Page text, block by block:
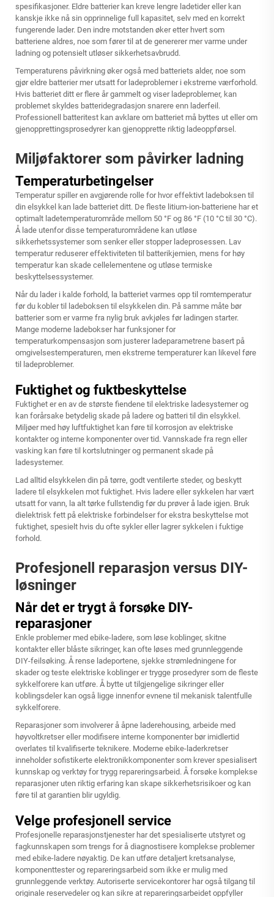
spesifikasjoner. Eldre batterier kan kreve lengre ladetider eller kan
kanskje ikke nå sin opprinnelige full kapasitet, selv med en korrekt
fungerende lader. Den indre motstanden øker etter hvert som
batteriene aldres, noe som fører til at de genererer mer varme under
ladning og potensielt utløser sikkerhetsavbrudd.
Temperaturens påvirkning øker også med batteriets alder, noe som
gjør eldre batterier mer utsatt for ladeproblemer i ekstreme værforhold.
Hvis batteriet ditt er flere år gammelt og viser ladeproblemer, kan
problemet skyldes batteridegradasjon snarere enn laderfeil.
Professionell batteritest kan avklare om batteriet må byttes ut eller om
gjenopprettingsprosedyrer kan gjenopprette riktig ladeoppførsel.
Miljøfaktorer som påvirker ladning
Temperaturbetingelser
Temperatur spiller en avgjørende rolle for hvor effektivt ladeboksen til
din elsykkel kan lade batteriet ditt. De fleste litium-ion-batteriene har et
optimalt ladetemperaturområde mellom 50 °F og 86 °F (10 °C til 30 °C).
Å lade utenfor disse temperaturområdene kan utløse
sikkerhetssystemer som senker eller stopper ladeprosessen. Lav
temperatur reduserer effektiviteten til batterikjemien, mens for høy
temperatur kan skade cellelementene og utløse termiske
beskyttelsessystemer.
Når du lader i kalde forhold, la batteriet varmes opp til romtemperatur
før du kobler til ladeboksen til elsykkelen din. På samme måte bør
batterier som er varme fra nylig bruk avkjøles før ladingen starter.
Mange moderne ladebokser har funksjoner for
temperaturkompensasjon som justerer ladeparametrene basert på
omgivelsestemperaturen, men ekstreme temperaturer kan likevel føre
til ladeproblemer.
Fuktighet og fuktbeskyttelse
Fuktighet er en av de største fiendene til elektriske ladesystemer og
kan forårsake betydelig skade på ladere og batteri til din elsykkel.
Miljøer med høy luftfuktighet kan føre til korrosjon av elektriske
kontakter og interne komponenter over tid. Vannskade fra regn eller
vasking kan føre til kortslutninger og permanent skade på
ladesystemer.
Lad alltid elsykkelen din på tørre, godt ventilerte steder, og beskytt
ladere til elsykkelen mot fuktighet. Hvis ladere eller sykkelen har vært
utsatt for vann, la alt tørke fullstendig før du prøver å lade igjen. Bruk
dielektrisk fett på elektriske forbindelser for ekstra beskyttelse mot
fuktighet, spesielt hvis du ofte sykler eller lagrer sykkelen i fuktige
forhold.
Profesjonell reparasjon versus DIY-
løsninger
Når det er trygt å forsøke DIY-
reparasjoner
Enkle problemer med ebike-ladere, som løse koblinger, skitne
kontakter eller blåste sikringer, kan ofte løses med grunnleggende
DIY-feilsøking. Å rense ladeportene, sjekke strømledningene for
skader og teste elektriske koblinger er trygge prosedyrer som de fleste
sykkelforere kan utføre. Å bytte ut tilgjengelige sikringer eller
koblingsdeler kan også ligge innenfor evnene til mekanisk talentfulle
sykkelforere.
Reparasjoner som involverer å åpne laderehousing, arbeide med
høyvoltkretser eller modifisere interne komponenter bør imidlertid
overlates til kvalifiserte teknikere. Moderne ebike-laderkretser
inneholder sofistikerte elektronikkomponenter som krever spesialisert
kunnskap og verktøy for trygg repareringsarbeid. Å forsøke komplekse
reparasjoner uten riktig erfaring kan skape sikkerhetsrisikoer og kan
føre til at garantien blir ugyldig.
Velge profesjonell service
Profesjonelle reparasjonstjenester har det spesialiserte utstyret og
fagkunnskapen som trengs for å diagnostisere komplekse problemer
med ebike-ladere nøyaktig. De kan utføre detaljert kretsanalyse,
komponenttester og repareringsarbeid som ikke er mulig med
grunnleggende verktøy. Autoriserte servicekontorer har også tilgang til
originale reservedeler og kan sikre at repareringsarbeidet oppfyller